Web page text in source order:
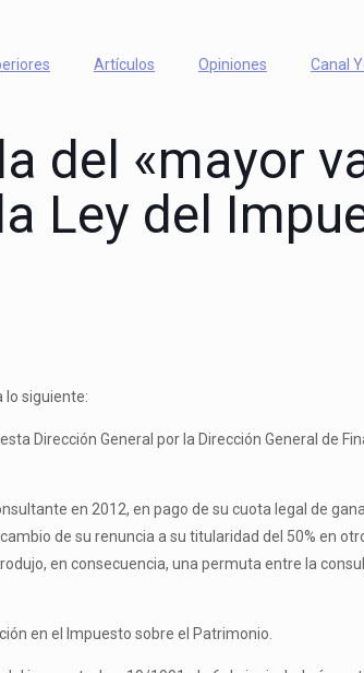
Artículos Opiniones Canal
del «mayor
Ley del
lo siguiente:
Dirección General por la Dirección General de
en 2012, en pago de su cuota legal de
de su renuncia a su titularidad del 50% en
en consecuencia, una permuta entre la
en el Impuesto sobre el Patrimonio.